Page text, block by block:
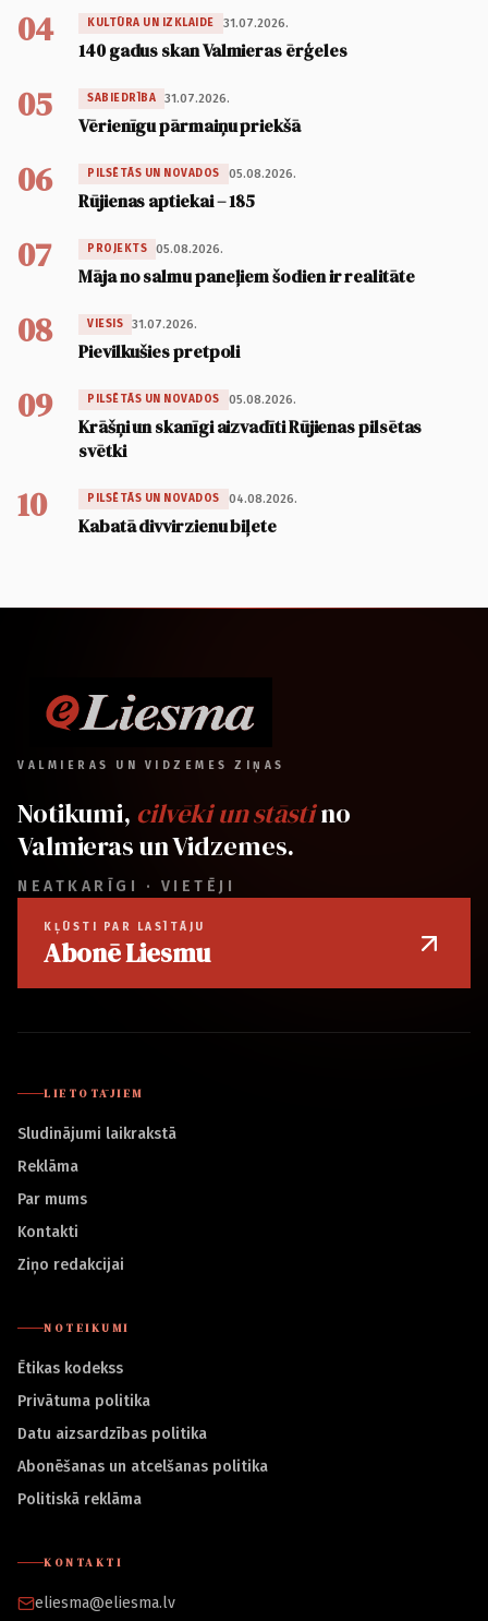
04 KULTŪRA UN IZKLAIDE 31.07.2026.
140 gadus skan Valmieras ērģeles
05 SABIEDRĪBA 31.07.2026.
Vērienīgu pārmaiņu priekšā
06 PILSĒTĀS UN NOVADOS 05.08.2026.
Rūjienas aptiekai – 185
07 PROJEKTS 05.08.2026.
Māja no salmu paneļiem šodien ir realitāte
08 VIESIS 31.07.2026.
Pievilkušies pretpoli
09 PILSĒTĀS UN NOVADOS 05.08.2026.
Krāšņi un skanīgi aizvadīti Rūjienas pilsētas
svētki
10 PILSĒTĀS UN NOVADOS 04.08.2026.
Kabatā divvirzienu biļete
VALMIERAS UN VIDZEMES ZIŅAS
Notikumi, cilvēki un stāstino
Valmieras un Vidzemes.
NEATKARĪGI · VIETĒJI
KĻŪSTI PAR LASĪTĀJU
Abonē Liesmu
LIETOTĀJIEM
Sludinājumi laikrakstā
Reklāma
Par mums
Kontakti
Ziņo redakcijai
NOTEIKUMI
Ētikas kodekss
Privātuma politika
Datu aizsardzības politika
Abonēšanas un atcelšanas politika
Politiskā reklāma
KONTAKTI
eliesma@eliesma.lv